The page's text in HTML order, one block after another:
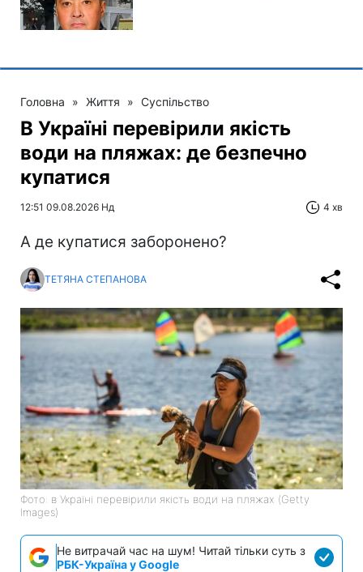
Головна » Життя » Суспільство
В Україні перевірили якість
води на пляжах: де безпечно
купатися
12:51 09.08.2026 Нд 4 хв
А де купатися заборонено?
ТЕТЯНА СТЕПАНОВА
Фото: в Україні перевірили якість води на пляжах (Getty
Images)
Не витрачай час на шум! Читай тільки суть з
РБК-Україна у Google